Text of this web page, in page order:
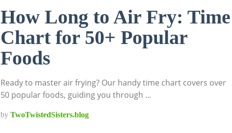
How Long to Air Fry: Time
Chart for 50+ Popular
Foods
Ready to master air frying? Our handy time chart covers over
50 popular foods, guiding you through …
by TwoTwistedSisters.blog